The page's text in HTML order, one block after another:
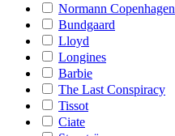
Normann Copenhagen
Bundgaard
Lloyd
Longines
Barbie
The Last Conspiracy
Tissot
Ciate